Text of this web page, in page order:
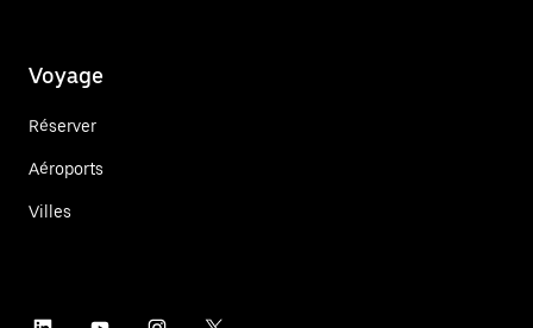
Voyage
Réserver
Aéroports
Villes